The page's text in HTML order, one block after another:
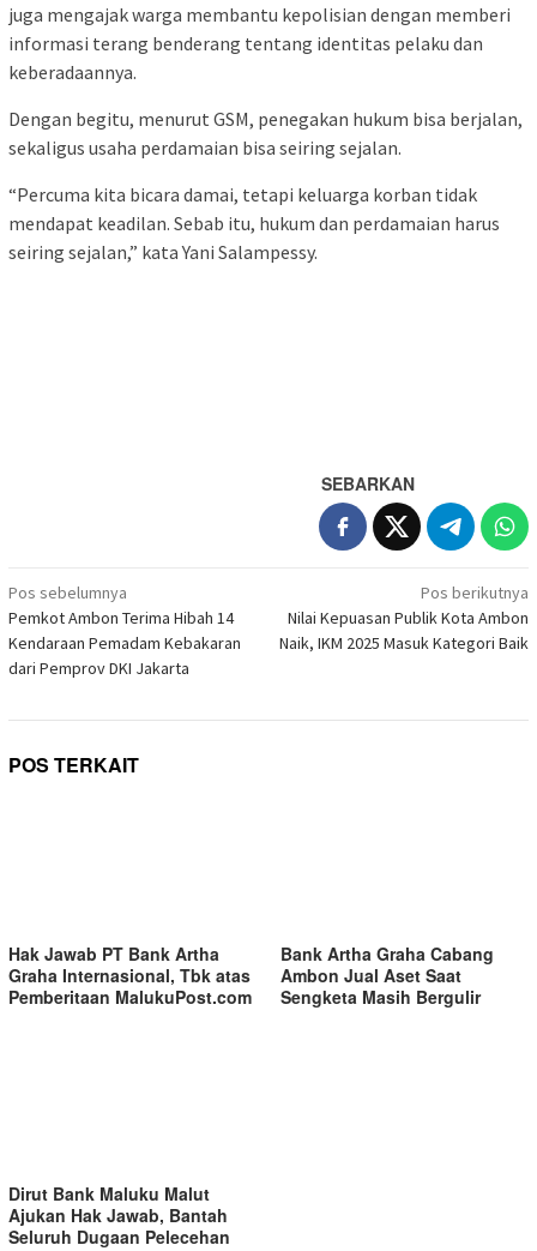
juga mengajak warga membantu kepolisian dengan memberi
informasi terang benderang tentang identitas pelaku dan
keberadaannya.
Dengan begitu, menurut GSM, penegakan hukum bisa berjalan,
sekaligus usaha perdamaian bisa seiring sejalan.
“Percuma kita bicara damai, tetapi keluarga korban tidak
mendapat keadilan. Sebab itu, hukum dan perdamaian harus
seiring sejalan,” kata Yani Salampessy.
SEBARKAN
Navigasi
pos
Pos sebelumnya
Pemkot Ambon Terima Hibah 14
Kendaraan Pemadam Kebakaran
dari Pemprov DKI Jakarta
Pos berikutnya
Nilai Kepuasan Publik Kota Ambon
Naik, IKM 2025 Masuk Kategori Baik
POS TERKAIT
Hak Jawab PT Bank Artha
Graha Internasional, Tbk atas
Pemberitaan MalukuPost.com
Bank Artha Graha Cabang
Ambon Jual Aset Saat
Sengketa Masih Bergulir
Dirut Bank Maluku Malut
Ajukan Hak Jawab, Bantah
Seluruh Dugaan Pelecehan